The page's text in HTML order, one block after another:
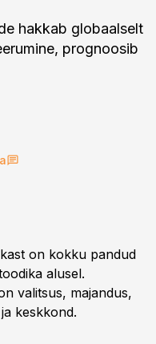
hakkab globaalselt
prognoosib
on kokku pandud
alusel.
valitsus, majandus,
keskkond.